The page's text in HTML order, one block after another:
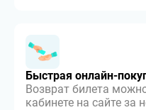
Быстрая онлайн-
Возврат билета
кабинете на сайте за